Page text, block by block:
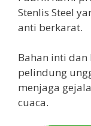
Stenlis Steel
anti berkarat.
Bahan inti
pelindung
menjaga
cuaca.